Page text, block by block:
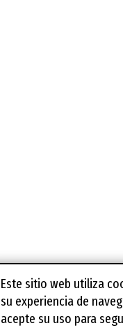
Este sitio web utiliza
su experiencia de
acepte su uso para